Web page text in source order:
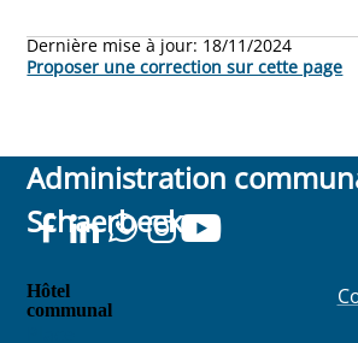
Dernière mise à jour: 18/11/2024
Proposer une correction sur cette page
Administration
Schaerbeek
Hôtel
communal